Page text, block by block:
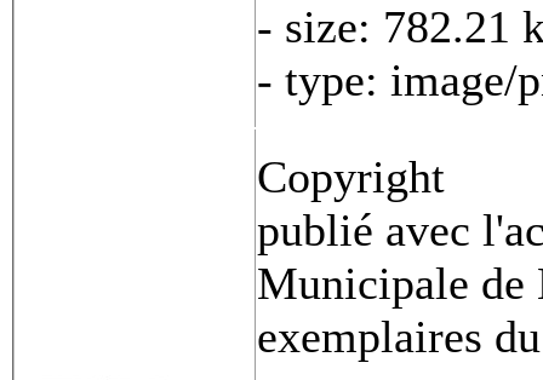
- size: 782.21
- type: image/
Copyright
publié avec
Municipale de
exemplaires